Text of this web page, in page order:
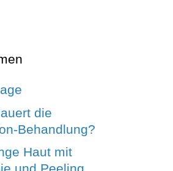
die
Behandlung?
Haut mit